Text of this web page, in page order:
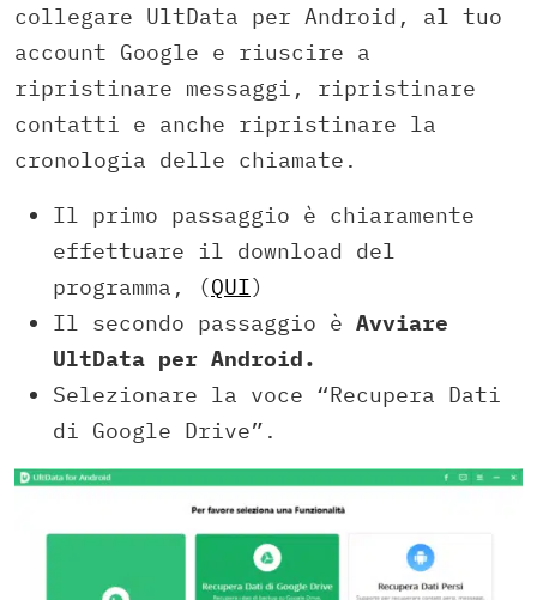
collegare UltData per Android, al tuo
account Google e riuscire a
ripristinare messaggi, ripristinare
contatti e anche ripristinare la
cronologia delle chiamate.
Il primo passaggio è chiaramente
effettuare il download del
programma, (QUI)
Il secondo passaggio è Avviare
UltData per Android.
Selezionare la voce “Recupera Dati
di Google Drive”.